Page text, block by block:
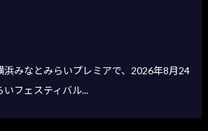
浜みなとみらいプレミアで、2026年8月24
いフェスティバル...